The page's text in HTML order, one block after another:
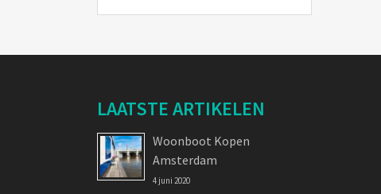
LAATSTE ARTIKELEN
Woonboot Kopen
Amsterdam
4 juni 2020